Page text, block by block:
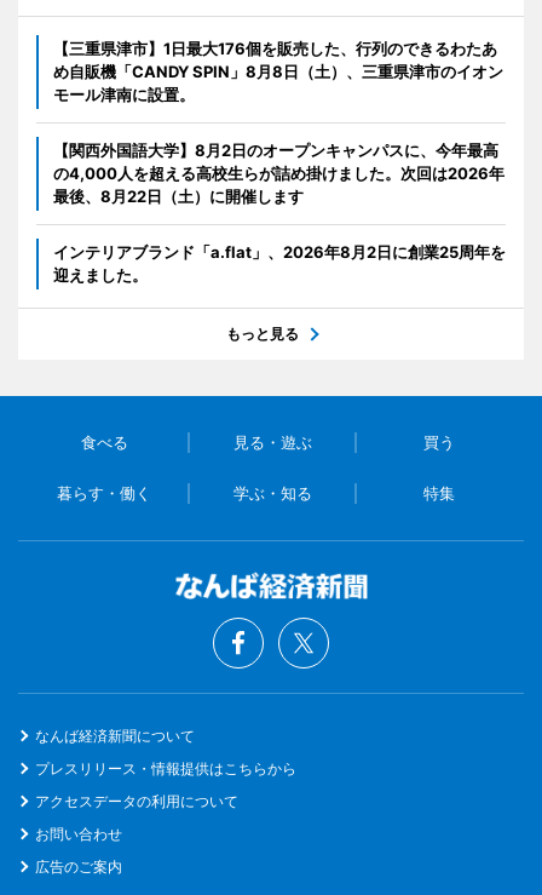
【三重県津市】1日最大176個を販売した、行列のできるわたあ
め自販機「CANDY SPIN」8月8日（土）、三重県津市のイオン
モール津南に設置。
【関西外国語大学】8月2日のオープンキャンパスに、今年最高
の4,000人を超える高校生らが詰め掛けました。次回は2026年
最後、8月22日（土）に開催します
インテリアブランド「a.flat」、2026年8月2日に創業25周年を
迎えました。
もっと見る
食べる 見る・遊ぶ 買う
暮らす・働く 学ぶ・知る 特集
なんば経済新聞について
プレスリリース・情報提供はこちらから
アクセスデータの利用について
お問い合わせ
広告のご案内